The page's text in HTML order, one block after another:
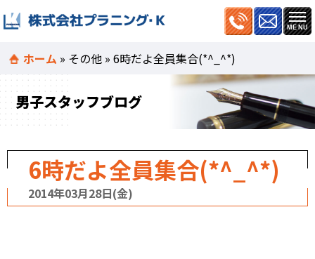
ホーム » その他 »6時だよ全員集合(*^_^*)
男子スタッフブログ
6時だよ全員集合(*^_^*)
2014年03月28日(金)